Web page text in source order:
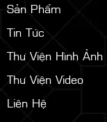
Sản Phẩm
Tin Tức
Thư Viện Hình Ảnh
Thư Viện Video
Liên Hệ